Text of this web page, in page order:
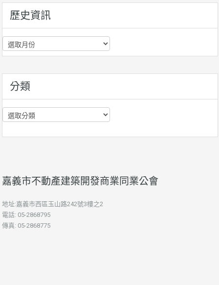
歷史資訊
歷
史
分類
分
類
嘉義市不動產建築開發商業同業公會
地址:嘉義市西區玉山路242號3樓之2
電話: 05-2868795
傳真: 05-2868775